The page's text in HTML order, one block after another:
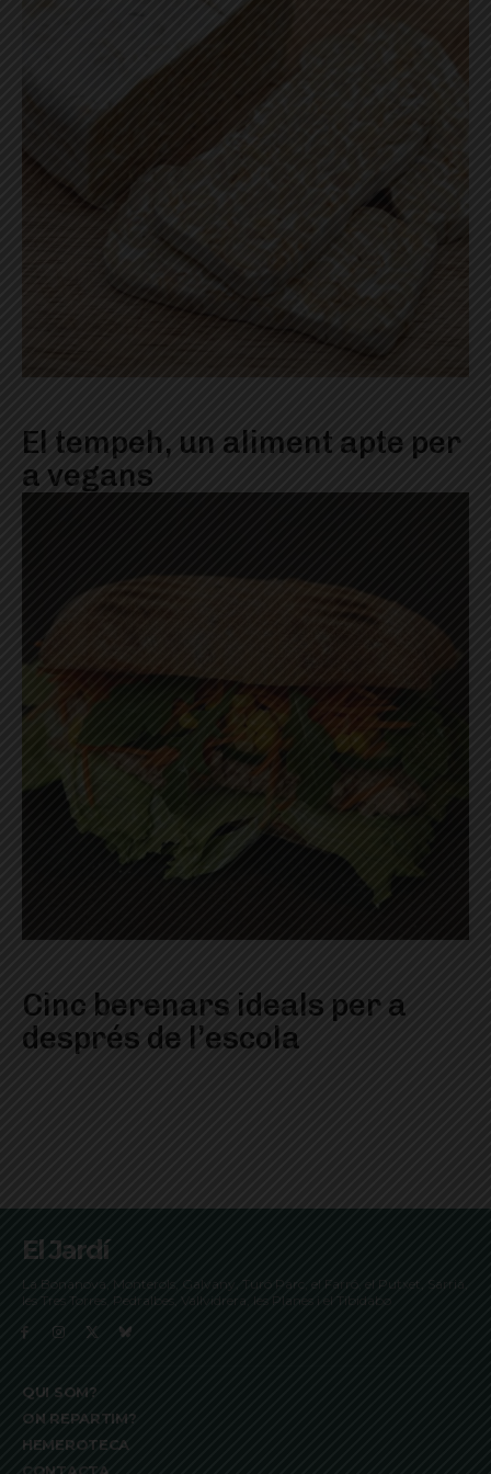
El tempeh, un aliment apte per
a vegans
Cinc berenars ideals per a
després de l’escola
El Jardí
La Bonanova, Monterols, Galvany, Turó Parc, el Farró, el Putxet, Sarrià,
les Tres Torres, Pedralbes, Vallvidrera, les Planes i el Tibidabo
QUI SOM?
ON REPARTIM?
HEMEROTECA